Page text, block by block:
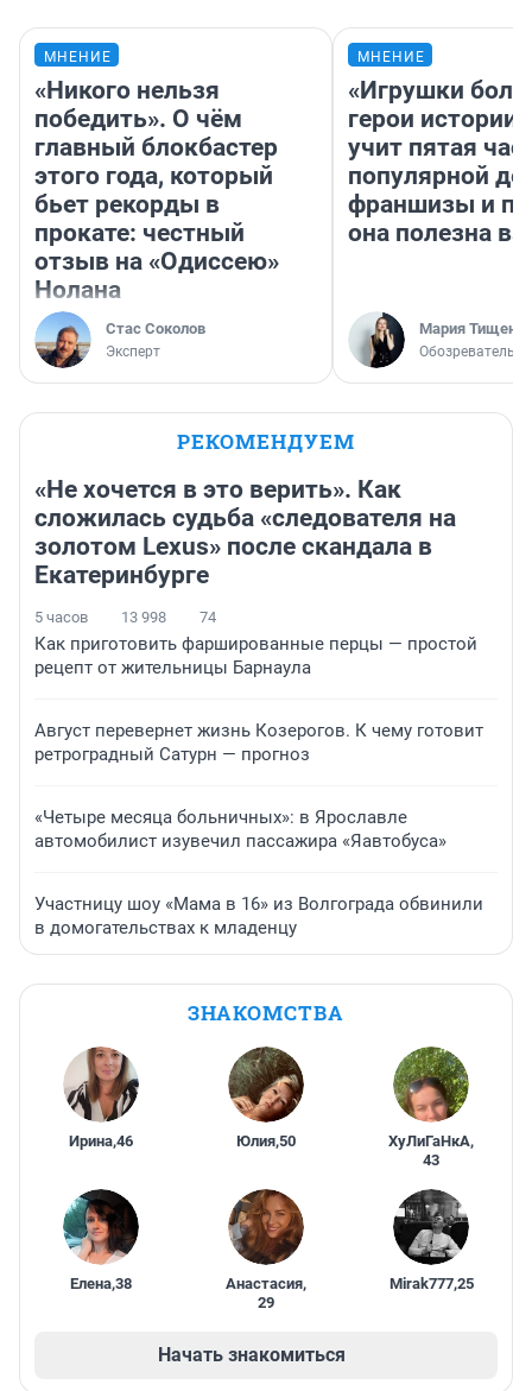
МНЕНИЕ
«Никого нельзя
победить». О чём
главный блокбастер
этого года, который
бьет рекорды в
прокате: честный
отзыв на «Одиссею»
Нолана
Стас Соколов
Эксперт
МНЕНИЕ
«Игрушки
герои
учит пятая
популярной
франшизы и
она полезна
Мария Тищенко
Обозреватель
РЕКОМЕНДУЕМ
«Не хочется в это верить». Как
сложилась судьба «следователя на
золотом Lexus» после скандала в
Екатеринбурге
5 часов 13 998 74
Как приготовить фаршированные перцы — простой
рецепт от жительницы Барнаула
Август перевернет жизнь Козерогов. К чему готовит
ретроградный Сатурн — прогноз
«Четыре месяца больничных»: в Ярославле
автомобилист изувечил пассажира «Яавтобуса»
Участницу шоу «Мама в 16» из Волгограда обвинили
в домогательствах к младенцу
ЗНАКОМСТВА
Ирина,46 Юлия,50 ХуЛиГаНкА,
43
Елена,38 Анастасия,
29
Mirak777,25
Начать знакомиться